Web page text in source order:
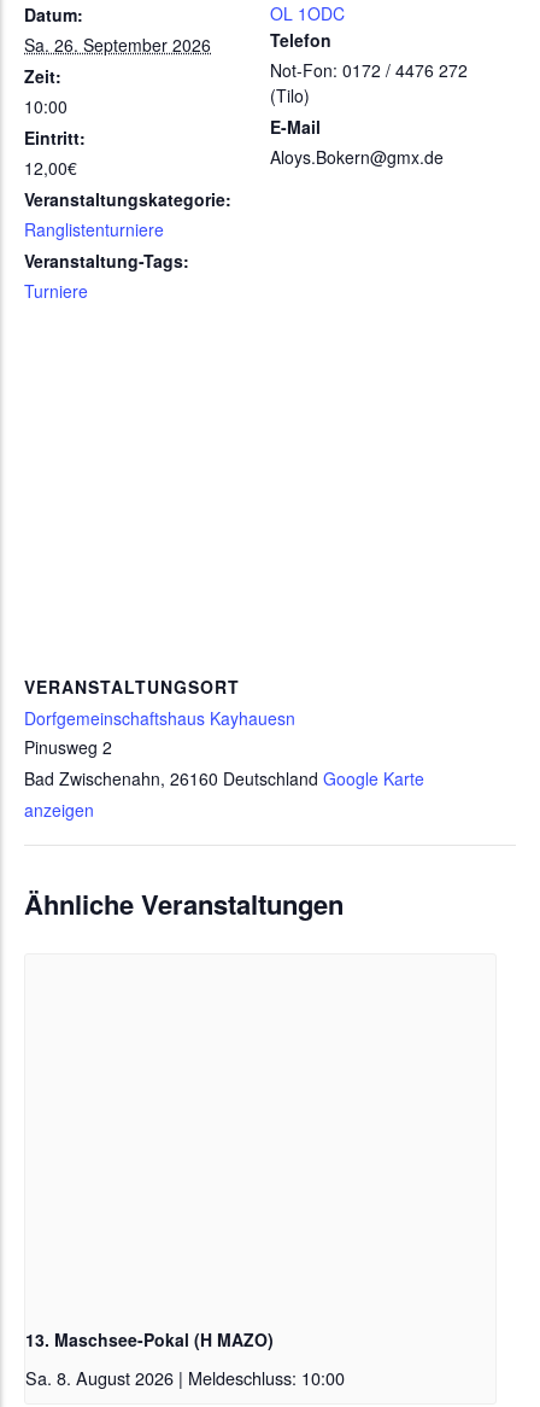
Datum:
Sa. 26. September 2026
Zeit:
10:00
Eintritt:
12,00€
Veranstaltungskategorie:
Ranglistenturniere
Veranstaltung-Tags:
Turniere
OL 1ODC
Telefon
Not-Fon: 0172 / 4476 272
(Tilo)
E-Mail
Aloys.Bokern@gmx.de
VERANSTALTUNGSORT
Dorfgemeinschaftshaus Kayhauesn
Pinusweg 2
Bad Zwischenahn, 26160 Deutschland Google Karte
anzeigen
Ähnliche Veranstaltungen
13. Maschsee-Pokal (H MAZO)
Sa. 8. August 2026 | Meldeschluss: 10:00